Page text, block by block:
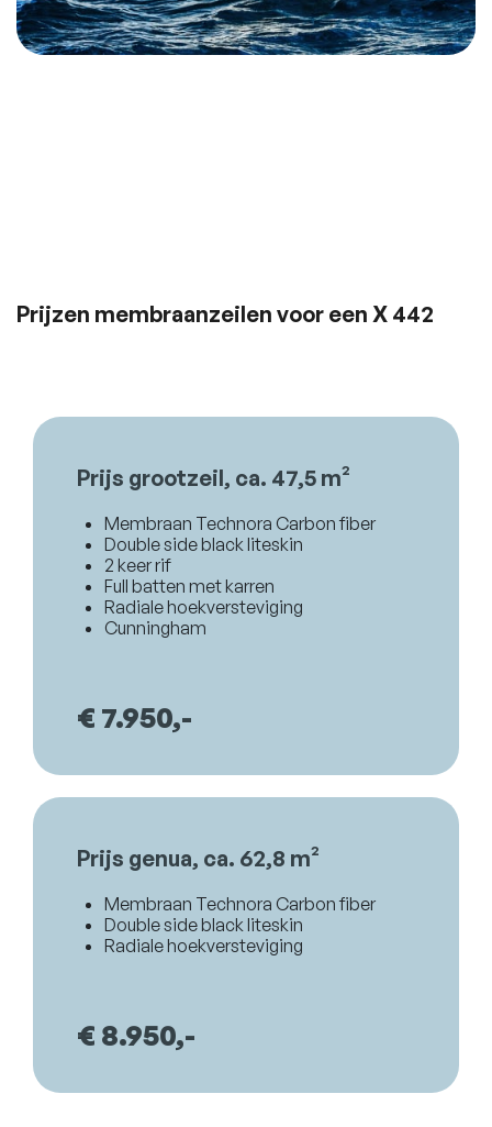
Prijzen membraanzeilen voor een X 442
Prijs grootzeil, ca. 47,5 m²
Membraan Technora Carbon fiber
Double side black liteskin
2 keer rif
Full batten met karren
Radiale hoekversteviging
Cunningham
€ 7.950,-
Prijs genua, ca. 62,8 m²
Membraan Technora Carbon fiber
Double side black liteskin
Radiale hoekversteviging
€ 8.950,-